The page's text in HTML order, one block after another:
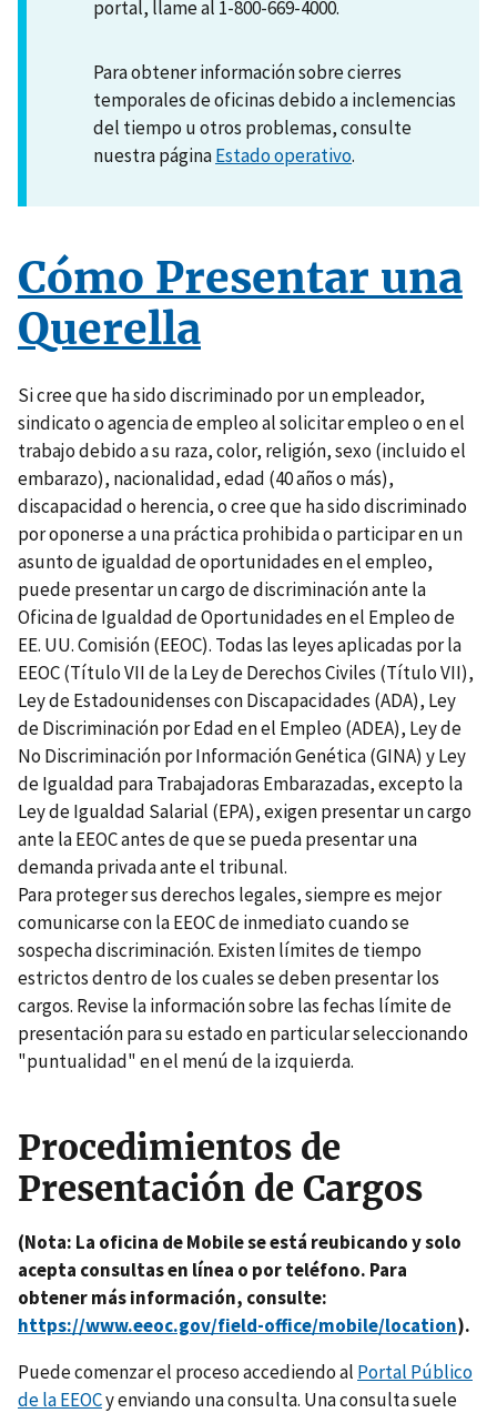
portal, llame al 1-800-669-4000.
Para obtener información sobre cierres
temporales de oficinas debido a inclemencias
del tiempo u otros problemas, consulte
nuestra páginaEstado operativo.
Cómo Presentar una
Querella
Si cree que ha sido discriminado por un empleador,
sindicato o agencia de empleo al solicitar empleo o en el
trabajo debido a su raza, color, religión, sexo (incluido el
embarazo), nacionalidad, edad (40 años o más),
discapacidad o herencia, o cree que ha sido discriminado
por oponerse a una práctica prohibida o participar en un
asunto de igualdad de oportunidades en el empleo,
puede presentar un cargo de discriminación ante la
Oficina de Igualdad de Oportunidades en el Empleo de
EE. UU. Comisión (EEOC). Todas las leyes aplicadas por la
EEOC (Título VII de la Ley de Derechos Civiles (Título VII),
Ley de Estadounidenses con Discapacidades (ADA), Ley
de Discriminación por Edad en el Empleo (ADEA), Ley de
No Discriminación por Información Genética (GINA) y Ley
de Igualdad para Trabajadoras Embarazadas, excepto la
Ley de Igualdad Salarial (EPA), exigen presentar un cargo
ante la EEOC antes de que se pueda presentar una
demanda privada ante el tribunal.
Para proteger sus derechos legales, siempre es mejor
comunicarse con la EEOC de inmediato cuando se
sospecha discriminación. Existen límites de tiempo
estrictos dentro de los cuales se deben presentar los
cargos. Revise la información sobre las fechas límite de
presentación para su estado en particular seleccionando
"puntualidad" en el menú de la izquierda.
Procedimientos de
Presentación de Cargos
(Nota: La oficina de Mobile se está reubicando y solo
acepta consultas en línea o por teléfono. Para
obtener más información, consulte:
https://www.eeoc.gov/field-office/mobile/location).
Puede comenzar el proceso accediendo al Portal Público
de la EEOCy enviando una consulta. Una consulta suele